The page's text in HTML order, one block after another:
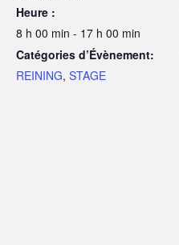
Heure :
8 h 00 min - 17 h 00 min
Catégories d’Évènement:
REINING, STAGE